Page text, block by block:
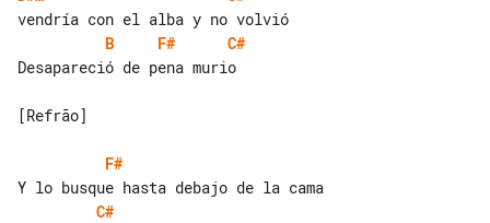
B
F#
C#
Desapareció de pena murio
[Refrão]
F#
C#